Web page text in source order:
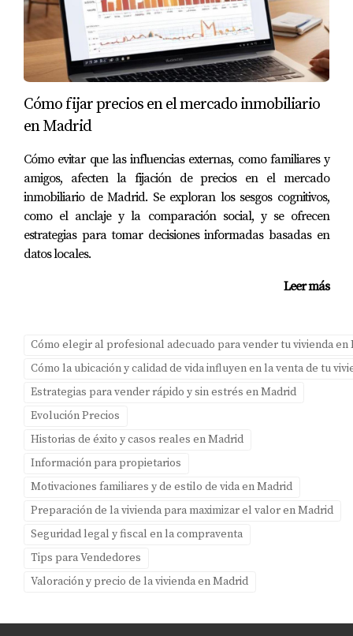
¿Cuál es la mejor manera de determinar el
precio de mi vivienda?
para fijar un precio justo basado en propiedades
similares vendidas recientemente.
¿Qué ocurre si pongo un precio demasiado
alto?
Un precio excesivo puede hacer que tu propiedad
permanezca mucho tiempo en el mercado y
eventualmente necesite ajustes hacia abajo.
¿Cómo afecta la condición del mercado al
Las condiciones del mercado influyen directamente en la
demanda; estar informado te ayudará a establecer un
precio competitivo.
¿Es recomendable hacer mejoras antes de
vender?
Algunas mejoras pueden aumentar significativamente el
valor percibido; sin embargo, asegúrate de evaluar si la
inversión vale la pena según el retorno esperado.
¿Qué papel juega Amparo Lillo como asesora
inmobiliaria?
Amparo Lillo proporciona asesoría experta y
Cómo fijar precios en el mercado inmobiliario
en Madrid
Cómo evitar que las influencias externas, como familiares y
amigos, afecten la fijación de precios en el mercado
inmobiliario de Madrid. Se exploran los sesgos cognitivos,
como el anclaje y la comparación social, y se ofrecen
estrategias para tomar decisiones informadas basadas en
datos locales.
Leer más
Cómo elegir al profesional adecuado para vender tu vivienda en
Cómo la ubicación y calidad de vida influyen en la venta de tu
Estrategias para vender rápido y sin estrés en Madrid
Evolución Precios
Historias de éxito y casos reales en Madrid
Información para propietarios
Motivaciones familiares y de estilo de vida en Madrid
Preparación de la vivienda para maximizar el valor en Madrid
Seguridad legal y fiscal en la compraventa
Tips para Vendedores
Valoración y precio de la vivienda en Madrid